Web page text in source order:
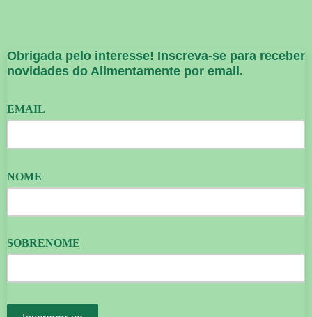
Obrigada pelo interesse! Inscreva-se para receber
novidades do Alimentamente por email.
EMAIL
NOME
SOBRENOME